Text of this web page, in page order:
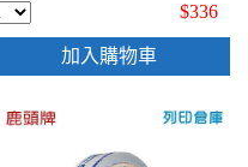
$336
加入購物車